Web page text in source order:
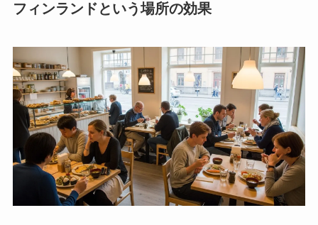
フィンランドという場所の効果